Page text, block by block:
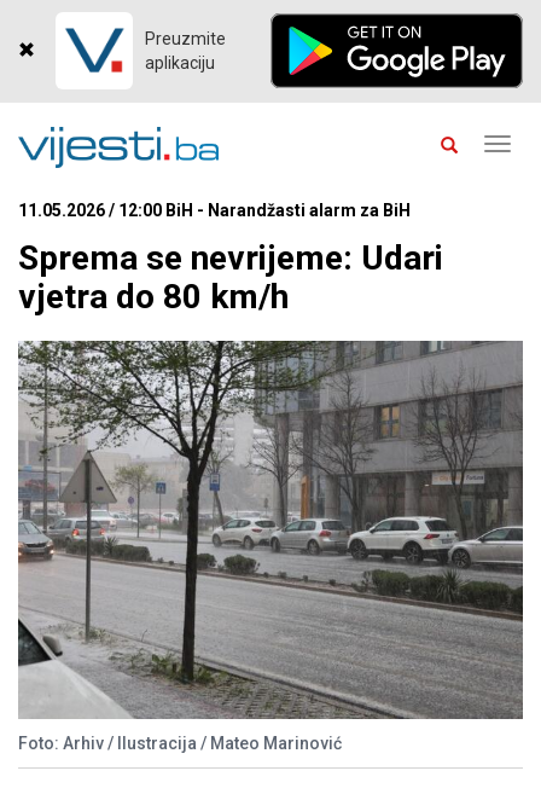
Preuzmite
aplikaciju
11.05.2026 / 12:00 BiH - Narandžasti alarm za BiH
Sprema se nevrijeme: Udari
vjetra do 80 km/h
Foto: Arhiv / Ilustracija / Mateo Marinović